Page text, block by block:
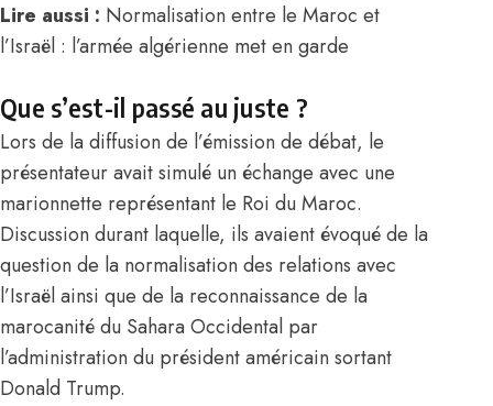
Lire aussi : Normalisation entre le Maroc et
l’Israël : l’armée algérienne met en garde
Que s’est-il passé au juste ?
Lors de la diffusion de l’émission de débat, le
présentateur avait simulé un échange avec une
marionnette représentant le Roi du Maroc.
Discussion durant laquelle, ils avaient évoqué de la
question de la normalisation des relations avec
l’Israël ainsi que de la reconnaissance de la
marocanité du Sahara Occidental par
l’administration du président américain sortant
Donald Trump.